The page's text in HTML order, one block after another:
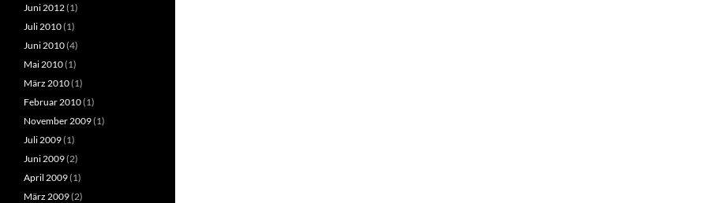
Juni 2012(1)
Juli 2010(1)
Juni 2010(4)
Mai 2010(1)
März 2010(1)
Februar 2010(1)
November 2009(1)
Juli 2009(1)
Juni 2009(2)
April 2009(1)
März 2009(2)